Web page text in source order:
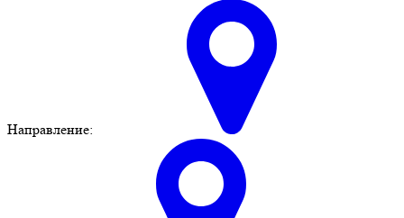
Направление: